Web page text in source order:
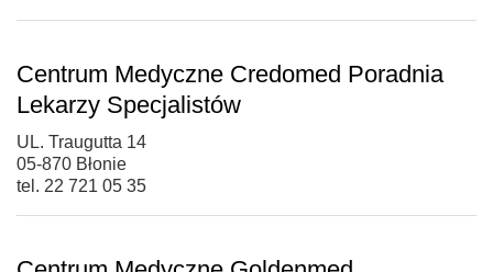
Centrum Medyczne Credomed Poradnia
Lekarzy Specjalistów
UL. Traugutta 14
05-870 Błonie
tel. 22 721 05 35